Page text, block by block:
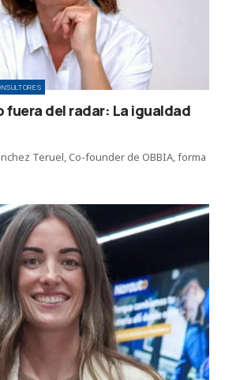
fuera del radar: La igualdad
Teruel, Co-founder de OBBIA, forma